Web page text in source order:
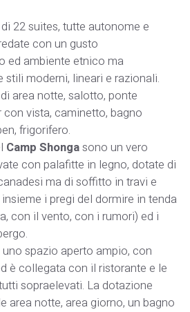
22 suites, tutte autonome e
con un gusto
ed ambiente etnico ma
moderni, lineari e razionali.
area notte, salotto, ponte
vista, caminetto, bagno
frigorifero.
Camp Shongasono un vero
con palafitte in legno, dotate di
ma di soffitto in travi e
i pregi del dormire in tenda
con il vento, con i rumori) ed i
spazio aperto ampio, con
è collegata con il ristorante e le
sopraelevati. La dotazione
area notte, area giorno, un bagno